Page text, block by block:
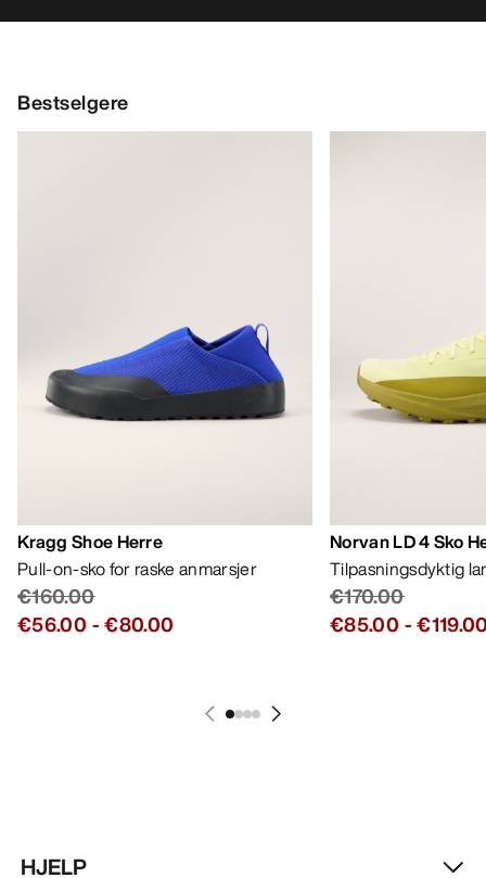
Bestselgere
Kragg Shoe Herre
Pull-on-sko for raske anmarsjer
€160.00
€56.00 -€80.00
Norvan LD 4 Sko
Tilpasningsdyktig
€170.00
€85.00 -
HJELP